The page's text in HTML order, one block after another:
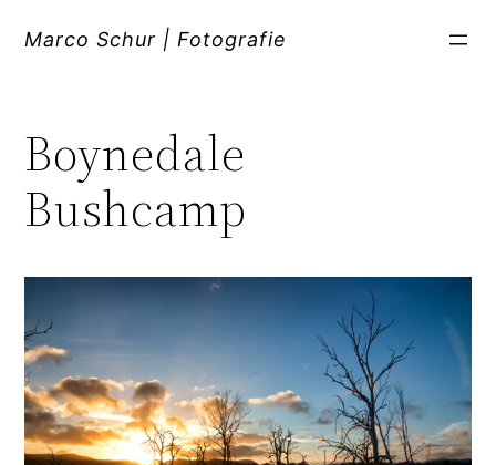
Inhalt
springen
Marco Schur | Fotografie
Boynedale
Bushcamp